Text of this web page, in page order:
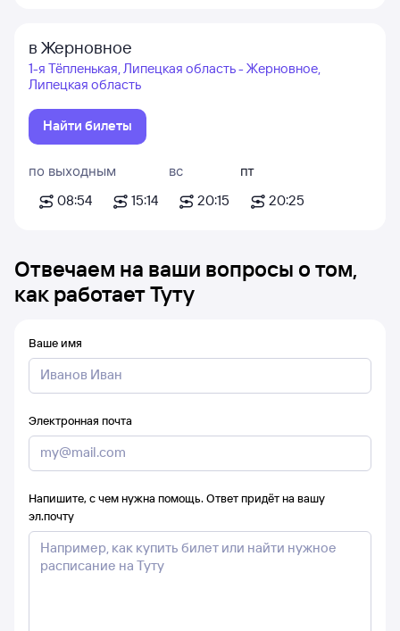
в Жерновное
1-я Тёпленькая, Липецкая область - Жерновное,
Липецкая область
Найти билеты
по выходным
08:54
15:14
вс
20:15
пт
20:25
Отвечаем на ваши вопросы о том,
как работает Туту
Ваше имя
Электронная почта
Напишите, с чем нужна помощь. Ответ придёт на вашу
эл.почту